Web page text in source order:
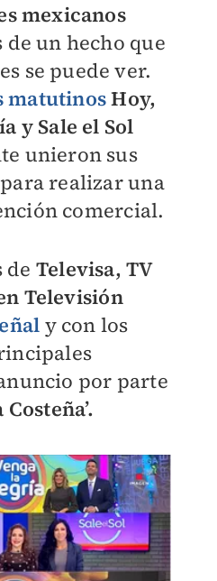
mexicanos
un hecho que
se puede ver.
matutinosHoy,
y Sale el Sol
unieron sus
realizar una
comercial.
de Televisa, TV
Televisión
y con los
por parte
Costeña’.